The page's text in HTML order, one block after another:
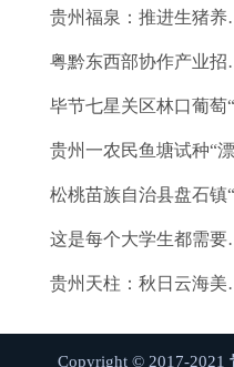
贵州福泉
粤黔东西
这是每
贵州
Copyright © 2017-2021